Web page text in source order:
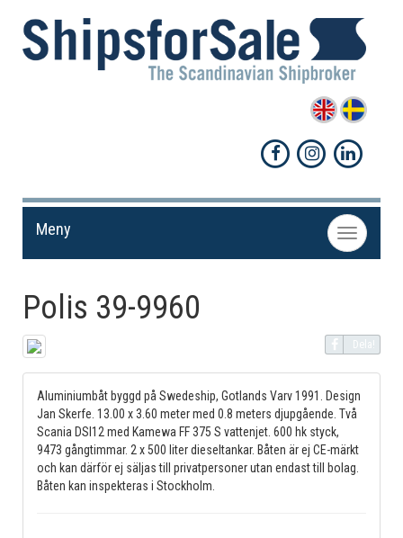
Toggle
navigation
Meny
Polis 39-9960
Dela!
Aluminiumbåt byggd på Swedeship, Gotlands Varv 1991. Design
Jan Skerfe. 13.00 x 3.60 meter med 0.8 meters djupgående. Två
Scania DSI12 med Kamewa FF 375 S vattenjet. 600 hk styck,
9473 gångtimmar. 2 x 500 liter dieseltankar. Båten är ej CE-märkt
och kan därför ej säljas till privatpersoner utan endast till bolag.
Båten kan inspekteras i Stockholm.